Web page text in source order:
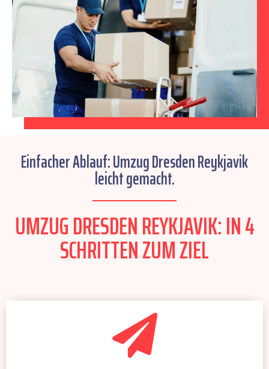
Einfacher Ablauf: Umzug Dresden Reykjavik
leicht gemacht.
UMZUG DRESDEN REYKJAVIK: IN 4
SCHRITTEN ZUM ZIEL